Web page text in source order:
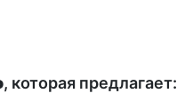
, которая предлагает: